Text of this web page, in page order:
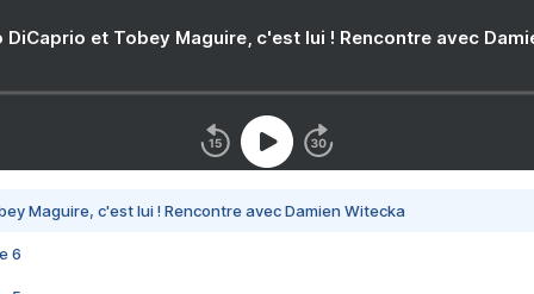
DiCaprio et Tobey Maguire, c'est lui ! Rencontre avec
Maguire, c'est lui ! Rencontre avec Damien Witecka
6